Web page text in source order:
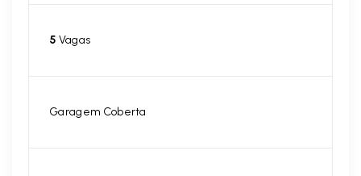
5 Vagas
Garagem Coberta